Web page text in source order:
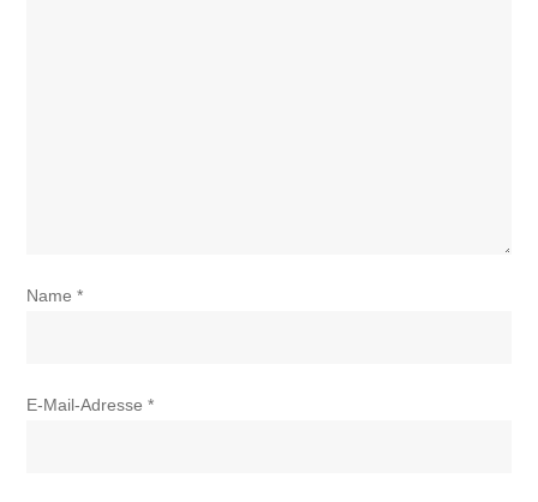
Name*
E-Mail-Adresse*